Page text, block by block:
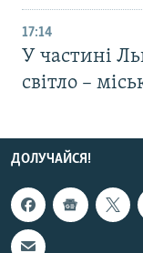
17:14
У частині
світло –
ДОЛУЧАЙСЯ!